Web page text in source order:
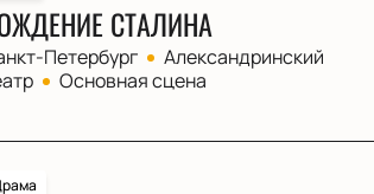
СТАЛИНА
Петербург
Александринский
Основная сцена